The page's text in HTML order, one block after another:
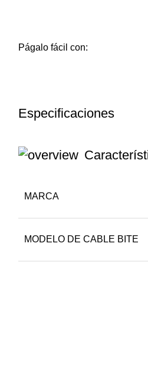
Págalo fácil con:
Especificaciones
MARCA
MODELO DE CABLE BITE